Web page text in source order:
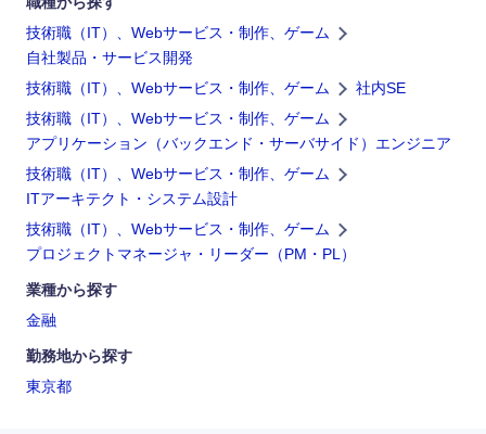
技術職（IT）、Webサービス・制作、ゲーム
自社製品・サービス開発
技術職（IT）、Webサービス・制作、ゲーム
社内SE
技術職（IT）、Webサービス・制作、ゲーム
アプリケーション（バックエンド・サーバサイド）エンジニア
技術職（IT）、Webサービス・制作、ゲーム
ITアーキテクト・システム設計
技術職（IT）、Webサービス・制作、ゲーム
プロジェクトマネージャ・リーダー（PM・PL）
業種から探す
金融
勤務地から探す
東京都